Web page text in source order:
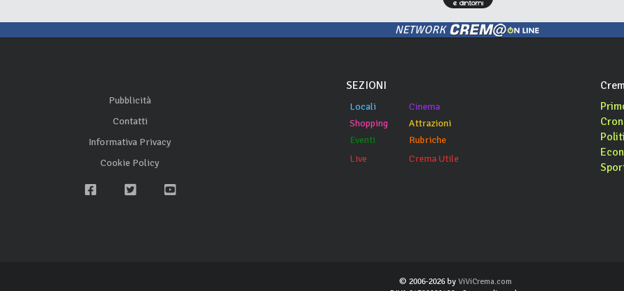
NETWORK
Pubblicità
Contatti
Informativa Privacy
Cookie Policy
SEZIONI
Locali
Shopping
Eventi
Live
Cinema
Attrazioni
Rubriche
Crema Utile
© 2006-2026 by ViViCrema.com